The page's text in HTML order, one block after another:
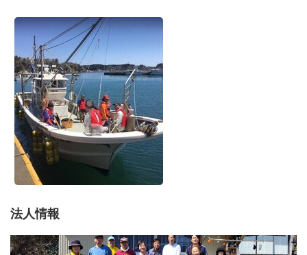
法人情報